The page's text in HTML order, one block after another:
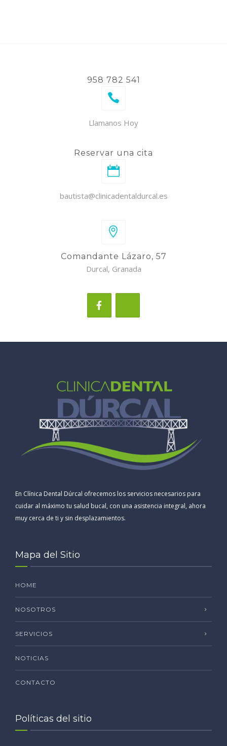
958 782 541
Llamanos Hoy
Reservar una cita
bautista@clinicadentaldurcal.es
Comandante Lázaro, 57
Durcal, Granada
En Clínica Dental Dúrcal ofrecemos los servicios necesarios para
cuidar al máximo tu salud bucal, con una asistencia integral, ahora
muy cerca de ti y sin desplazamientos.
Mapa del Sitio
HOME
NOSOTROS
SERVICIOS
NOTICIAS
CONTACTO
Políticas del sitio